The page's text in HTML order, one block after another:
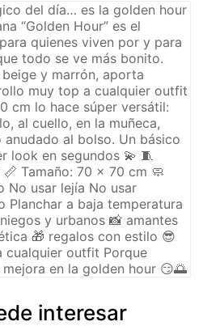
del día… es la golden hour
“Golden Hour” es el
quienes viven por y para
todo se ve más bonito.
y marrón, aporta
muy top a cualquier outfit
cm lo hace súper versátil:
al cuello, en la muñeca,
al bolso. Un básico
look en segundos 💫 🧵
Tamaño: 70 x 70 cm 🧼
No usar lejía No usar
Planchar a baja temperatura
y urbanos 📸 amantes
🎁 regalos con estilo 😎
cualquier outfit Porque
en la golden hour 😏🌅
interesar